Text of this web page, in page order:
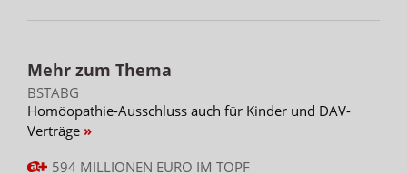
Mehr zum Thema
BSTABG
Homöopathie-Ausschluss auch für Kinder und DAV-
Verträge
594 MILLIONEN EURO IM TOPF